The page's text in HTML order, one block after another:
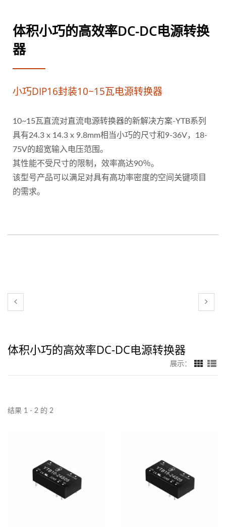
体积小巧的高效率DC-DC电源转换
器
小巧DIP16封装10~15瓦电源转换器
10~15瓦直流对直流电源转换器的新解决方案-YTB系列
具有24.3 x 14.3 x 9.8mm相当小巧的尺寸和9-36V，18-
75V的超宽输入电压范围。
其性能不受尺寸的限制，效率高达90％。
该型号产品可以满足对具有高功率密度的空间关键项目
的需求。
体积小巧的高效率DC-DC电源转换器
展示：
结果 1 - 2 的 2